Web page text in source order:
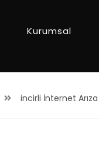
Kurumsal
incirli İnternet